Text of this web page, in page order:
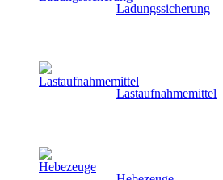
Ladungssicherung
Lastaufnahmemittel